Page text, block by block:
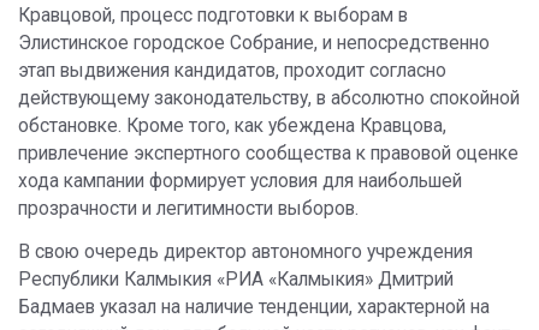
Кравцовой, процесс подготовки к выборам в
Элистинское городское Собрание, и непосредственно
этап выдвижения кандидатов, проходит согласно
действующему законодательству, в абсолютно спокойной
обстановке. Кроме того, как убеждена Кравцова,
привлечение экспертного сообщества к правовой оценке
хода кампании формирует условия для наибольшей
прозрачности и легитимности выборов.
В свою очередь директор автономного учреждения
Республики Калмыкия «РИА «Калмыкия» Дмитрий
Бадмаев указал на наличие тенденции, характерной на